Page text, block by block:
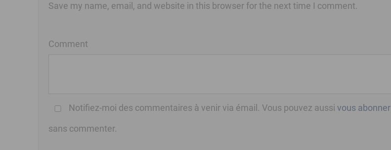
Save my name, email, and website in this browser for the next time I comment.
Comment
Notifiez-moi des commentaires à venir via émail. Vous pouvez aussi vous abonner
sans commenter.